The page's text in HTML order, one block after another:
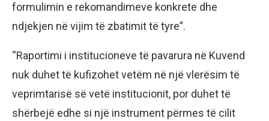
formulimin e rekomandimeve konkrete dhe
ndjekjen në vijim të zbatimit të tyre”.
“Raportimi i institucioneve të pavarura në Kuvend
nuk duhet të kufizohet vetëm në një vlerësim të
veprimtarisë së vetë institucionit, por duhet të
shërbejë edhe si një instrument përmes të cilit